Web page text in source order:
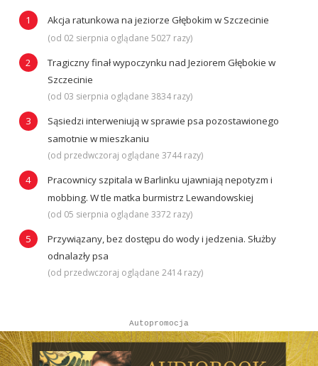
Akcja ratunkowa na jeziorze Głębokim w Szczecinie
(od 02 sierpnia oglądane 5027 razy)
Tragiczny finał wypoczynku nad Jeziorem Głębokie w
Szczecinie
(od 03 sierpnia oglądane 3834 razy)
Sąsiedzi interweniują w sprawie psa pozostawionego
samotnie w mieszkaniu
(od przedwczoraj oglądane 3744 razy)
Pracownicy szpitala w Barlinku ujawniają nepotyzm i
mobbing. W tle matka burmistrz Lewandowskiej
(od 05 sierpnia oglądane 3372 razy)
Przywiązany, bez dostępu do wody i jedzenia. Służby
odnalazły psa
(od przedwczoraj oglądane 2414 razy)
Autopromocja